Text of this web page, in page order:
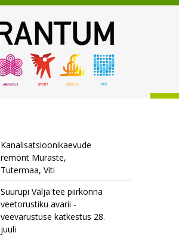
Kanalisatsioonikaevude
remont Muraste,
Tutermaa, Viti
Suurupi Välja tee piirkonna
veetorustiku avarii -
veevarustuse katkestus 28.
juuli